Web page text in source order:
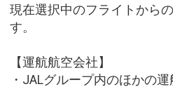
現在選択中のフライトから
す。
【運航航空会社】
・JALグループ内のほかの